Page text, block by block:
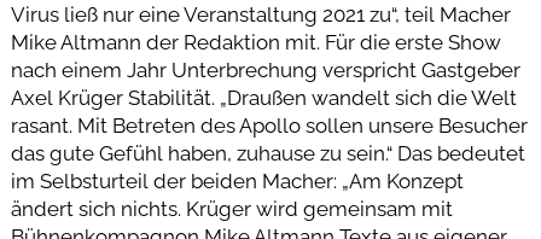
Virus ließ nur eine Veranstaltung 2021 zu“, teil Macher
Mike Altmann der Redaktion mit. Für die erste Show
nach einem Jahr Unterbrechung verspricht Gastgeber
Axel Krüger Stabilität. „Draußen wandelt sich die Welt
rasant. Mit Betreten des Apollo sollen unsere Besucher
das gute Gefühl haben, zuhause zu sein.“ Das bedeutet
im Selbsturteil der beiden Macher: „Am Konzept
ändert sich nichts. Krüger wird gemeinsam mit